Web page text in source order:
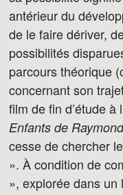
antérieur du
de le faire dériver,
possibilités
parcours théorique
concernant son
film de fin d’étude à
Enfants de
cesse de chercher
». À condition de
», explorée dans un